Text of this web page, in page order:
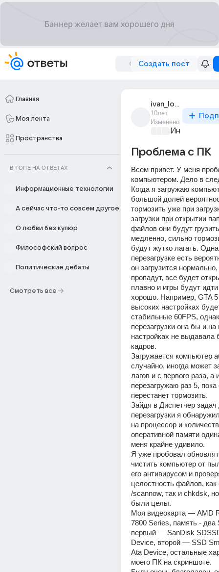
Создать пост
Главная
Моя лента
Пространства
В ТОПЕ НА ОТВЕТАХ
Информационные технологии
А сейчас что-то совсем другое
О любви без купюр
Философский вопрос
Политические дебаты
Смотреть все
ivan_loginov_448
10лет
Изменено
Проблема с ПК
Всем привет. У меня
компьютером. Дело в
Когда я загружаю
большой долей
тормозить уже при
загрузки при открытии
файлов они будут
медленно, сильно
будут жутко лагать.
перезагрузке есть
он загрузится нормально,
пропадут, все будет
плавно и игры будут
хорошо. Например, GTA 5
высоких настройках
стабильные 60FPS,
перезагрузки она бы и
настройках не выдавала
кадров.
Загружается компьютер
случайно, иногда может
лагов и с первого раза, а
перезагружаю раз 5, пока
перестанет тормозить.
Зайдя в Диспетчер задач
перезагрузки я
на процессор и
оперативной памяти
меня крайне удивило.
Я уже пробовал
чистить компьютер от
его антивирусом и
целостность файлов,
/scannow, так и chkdsk,
были целы.
Моя видеокарта — AMD
7800 Series, память - два
первый — SanDisk
Device, второй — SSD
Ata Device, остальные
моего ПК на скриншоте.